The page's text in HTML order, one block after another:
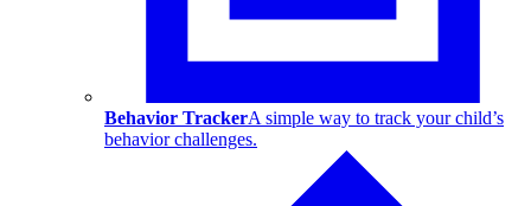
Behavior TrackerA simple way to track your child’s
behavior challenges.